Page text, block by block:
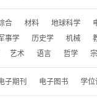
合 材料 地球科学
事学 历史学 机械
艺术 语言 哲学
子期刊 电子图书 学位